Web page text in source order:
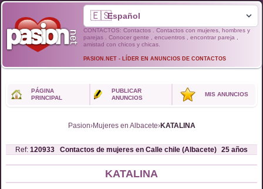
🇪🇸
CONTACTOS: Contactos . Contactos con mujeres, hombres y
parejas . Conocer gente , encuentros , encontrar pareja ,
amistad con chicos y chicas.
PASION.NET - LÍDER EN ANUNCIOS DE CONTACTOS
PÁGINA
PRINCIPAL
PUBLICAR
ANUNCIOS
MIS ANUNCIOS
Pasion›Mujeres en Albacete›KATALINA
Ref: 120933 Contactos de mujeres enCalle chile (Albacete) 25 años
KATALINA